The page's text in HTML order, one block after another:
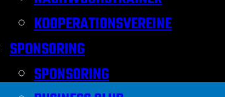
KOOPERATIONSVEREINE
SPONSORING
SPONSORING